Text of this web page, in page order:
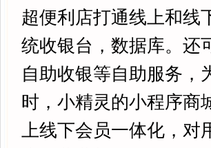
超便利店打通线上和线
统收银台，数据库。还
自助收银等自助服务，
时，小精灵的小程序商
上线下会员一体化，对